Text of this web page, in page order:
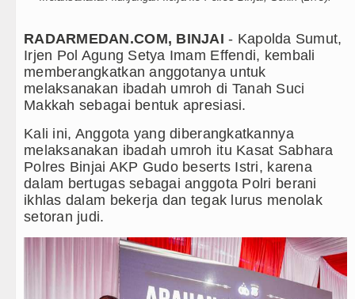
Rico Waas Nonaktifkan Lurah AUR, Tegaskan
Sebut LSL Pengidap HIV/AIDS di Jawa Barat
Juventus vs Inter Milan Persahabatan di Optus
Real Madrid Tandang ke Ferencvaros
Bupati Taput Sambut Kunjungan Kapolda
PD AIJ Sumut Kembali Amankan Aset Pemprov
Bupati Toba Lantik 39 Pejabat, Tekankan
LGB Minus T dan Q Sebagai Orientasi Seksual
RADARMEDAN.COM, BINJAI - Kapolda Sumut,
Irjen Pol Agung Setya Imam Effendi, kembali
memberangkatkan anggotanya untuk
melaksanakan ibadah umroh di Tanah Suci
Makkah sebagai bentuk apresiasi.
Kali ini, Anggota yang diberangkatkannya
melaksanakan ibadah umroh itu Kasat Sabhara
Polres Binjai AKP Gudo beserts Istri, karena
dalam bertugas sebagai anggota Polri berani
ikhlas dalam bekerja dan tegak lurus menolak
setoran judi.